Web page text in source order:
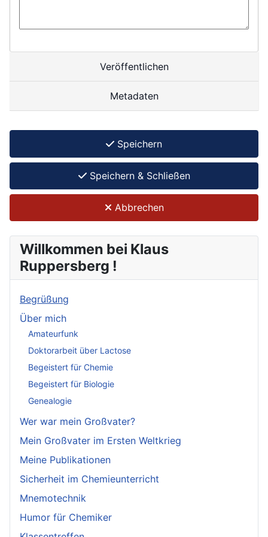
Veröffentlichen
Metadaten
Speichern
Speichern & Schließen
Abbrechen
Willkommen bei Klaus
Ruppersberg !
Begrüßung
Über mich
Amateurfunk
Doktorarbeit über Lactose
Begeistert für Chemie
Begeistert für Biologie
Genealogie
Wer war mein Großvater?
Mein Großvater im Ersten Weltkrieg
Meine Publikationen
Sicherheit im Chemieunterricht
Mnemotechnik
Humor für Chemiker